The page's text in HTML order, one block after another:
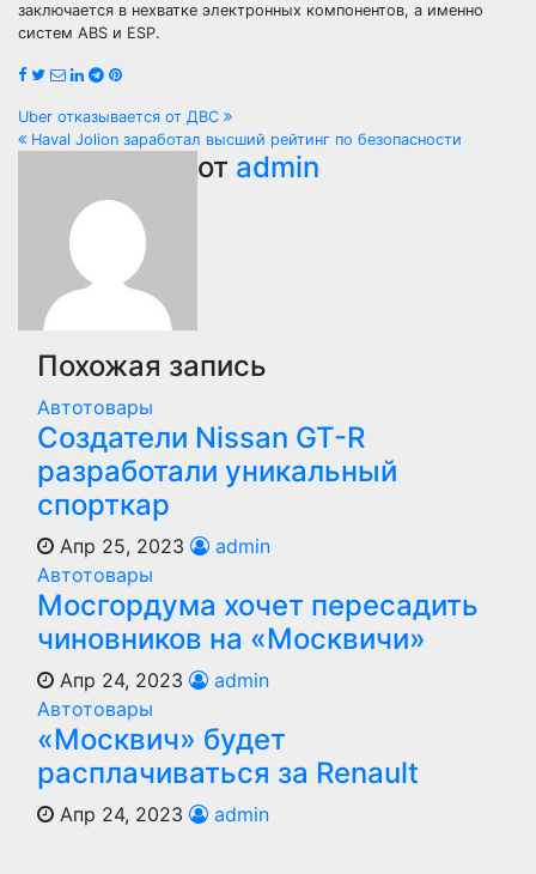
заключается в нехватке электронных компонентов, а именно
систем ABS и ESP.
Навигация
записям
Uber отказывается от ДВС
Haval Jolion заработал высший рейтинг по безопасности
от admin
Похожая запись
Автотовары
Создатели Nissan GT-R
разработали уникальный
спорткар
Апр 25, 2023
admin
Автотовары
Мосгордума хочет пересадить
чиновников на «Москвичи»
Апр 24, 2023
admin
Автотовары
«Москвич» будет
расплачиваться за Renault
Апр 24, 2023 admin